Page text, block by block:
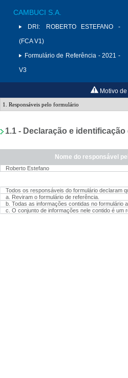
CAMBUCI S.A.
DRI:
ROBERTO ESTEFANO -
(FCA V1)
Formulário de Referência - 2021 -
V3
Motivo